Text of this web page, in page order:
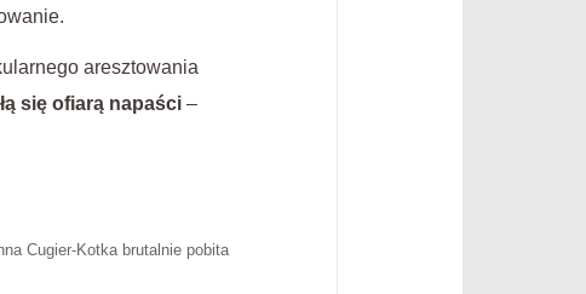
aresztowania
się ofiarą napaści –
Cugier-Kotka brutalnie pobita